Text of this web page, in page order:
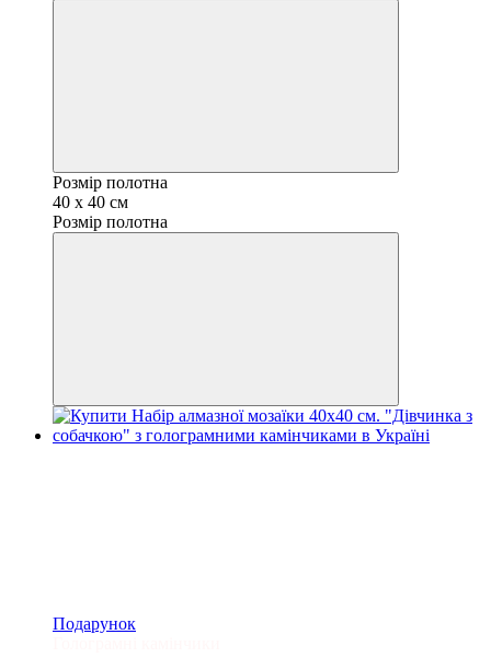
Розмір полотна
40 x 40 см
Розмір полотна
Подарунок